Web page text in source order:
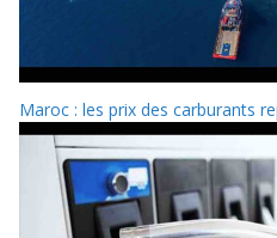
Maroc : les prix des carburants